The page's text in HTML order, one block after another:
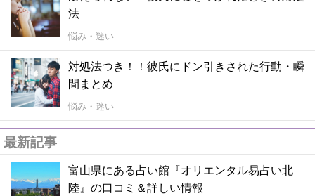
法
悩み・迷い
対処法つき！！彼氏にドン引きされた行動・瞬
間まとめ
悩み・迷い
最新記事
富山県にある占い館『オリエンタル易占い北
陸』の口コミ＆詳しい情報